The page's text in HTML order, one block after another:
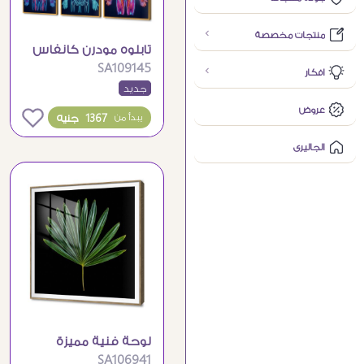
منتجات مخصصة
افكار
عروض
الجاليرى
تابلوه مودرن كانفاس
تشريح جسم الإنسان
SA109145
جديد
1367 جنيه يبدأ من
لوحة فنية مميزة
SA106941